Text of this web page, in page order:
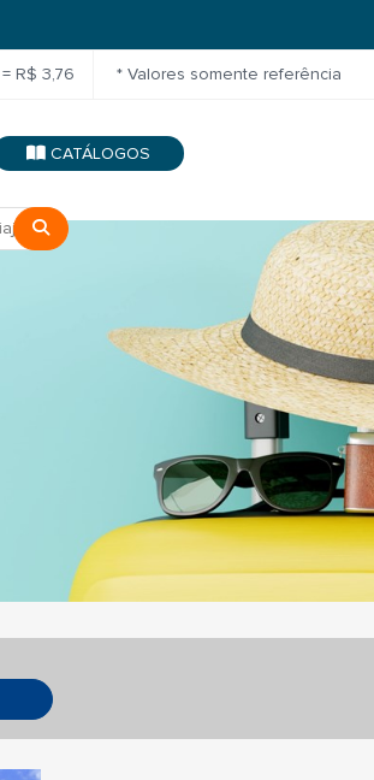
R$ 3,76 * Valores somente referência
CATÁLOGOS